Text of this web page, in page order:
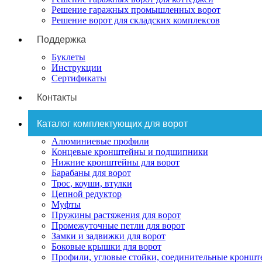
Решение гаражных промышленных ворот
Решение ворот для складских комплексов
Поддержка
Буклеты
Инструкции
Сертификаты
Контакты
Каталог комплектующих для ворот
Алюминиевые профили
Концевые кронштейны и подшипники
Нижние кронштейны для ворот
Барабаны для ворот
Трос, коуши, втулки
Цепной редуктор
Муфты
Пружины растяжения для ворот
Промежуточные петли для ворот
Замки и задвижки для ворот
Боковые крышки для ворот
Профили, угловые стойки, соединительные